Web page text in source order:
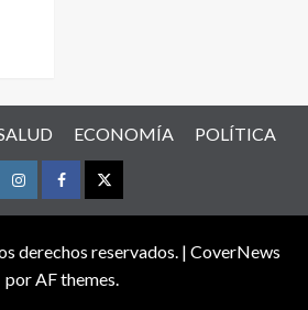
ECONOMÍA POLÍTICA
InstagramFacebookTwitter
derechos reservados. | CoverNews
por AF themes.